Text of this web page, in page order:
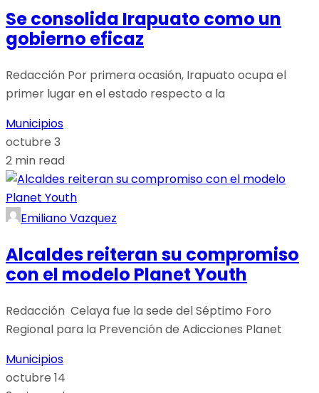
Se consolida Irapuato como un
gobierno eficaz
Redacción Por primera ocasión, Irapuato ocupa el
primer lugar en el estado respecto a la
Municipios
octubre 3
2 min read
Emiliano Vazquez
Alcaldes reiteran su compromiso
con el modelo Planet Youth
Redacción Celaya fue la sede del Séptimo Foro
Regional para la Prevención de Adicciones Planet
Municipios
octubre 14